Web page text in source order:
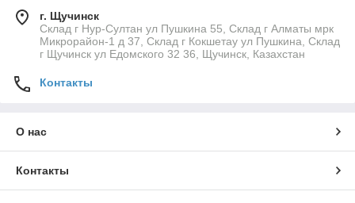
г. Щучинск
Склад г Нур-Султан ул Пушкина 55, Склад г Алматы мрк
Микрорайон-1 д 37, Склад г Кокшетау ул Пушкина, Склад
г Щучинск ул Едомского 32 36, Щучинск, Казахстан
Контакты
О нас
Контакты